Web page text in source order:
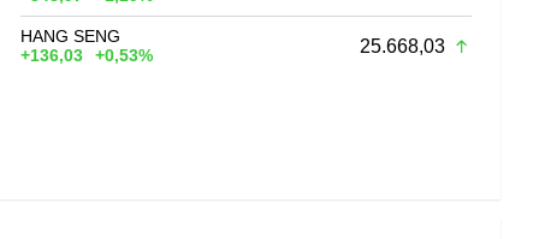
HANG SENG
+136,03
+0,53% 25.668,03